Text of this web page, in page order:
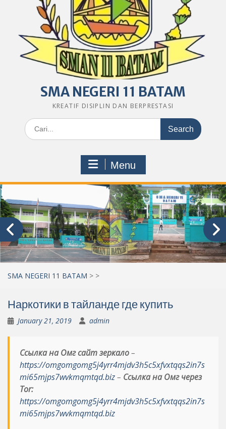
SMA NEGERI 11 BATAM
KREATIF DISIPLIN DAN BERPRESTASI
Search
for:
Menu
SMA NEGERI 11 BATAM > >
Наркотики в тайланде где купить
January 21, 2019 admin
Ссылка на Омг сайт зеркало–
https://omgomgomg5j4yrr4mjdv3h5c5xfvxtqqs2in7s
mi65mjps7wvkmqmtqd.biz– Ссылка на Омг через
Tor:
https://omgomgomg5j4yrr4mjdv3h5c5xfvxtqqs2in7s
mi65mjps7wvkmqmtqd.biz